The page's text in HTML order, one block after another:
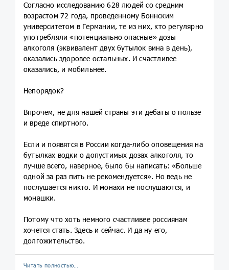
Согласно исследованию 628 людей со средним
возрастом 72 года, проведенному Боннским
университетом в Германии, те из них, кто регулярно
употребляли «потенциально опасные» дозы
алкоголя (эквивалент двух бутылок вина в день),
оказались здоровее остальных. И счастливее
оказались, и мобильнее.
Непорядок?
Впрочем, не для нашей страны эти дебаты о пользе
и вреде спиртного.
Если и появятся в России когда-либо оповещения на
бутылках водки о допустимых дозах алкоголя, то
лучше всего, наверное, было бы написать: «Больше
одной за раз пить не рекомендуется». Но ведь не
послушается никто. И монахи не послушаются, и
монашки.
Потому что хоть немного счастливее россиянам
хочется стать. Здесь и сейчас. И да ну его,
долгожительство.
Читать полностью…